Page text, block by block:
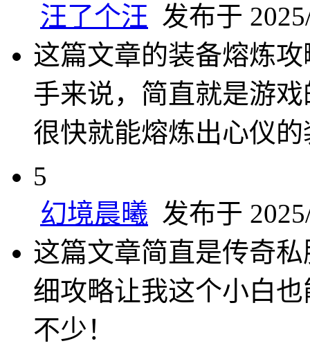
汪了个汪 发布于
这篇文章的装备熔炼
手来说，简直就是游
很快就能熔炼出心仪
5
幻境晨曦 发布于
这篇文章简直是传奇
细攻略让我这个小白
不少！